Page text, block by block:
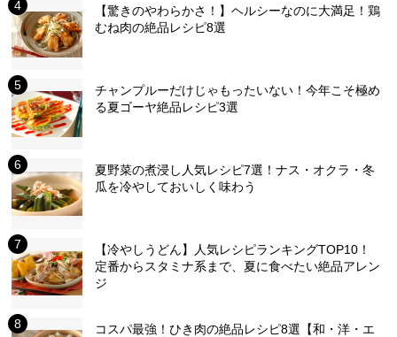
【驚きのやわらかさ！】ヘルシーなのに大満足！鶏
むね肉の絶品レシピ8選
チャンプルーだけじゃもったいない！今年こそ極め
る夏ゴーヤ絶品レシピ3選
夏野菜の煮浸し人気レシピ7選！ナス・オクラ・冬
瓜を冷やしておいしく味わう
【冷やしうどん】人気レシピランキングTOP10！
定番からスタミナ系まで、夏に食べたい絶品アレン
ジ
コスパ最強！ひき肉の絶品レシピ8選【和・洋・エ